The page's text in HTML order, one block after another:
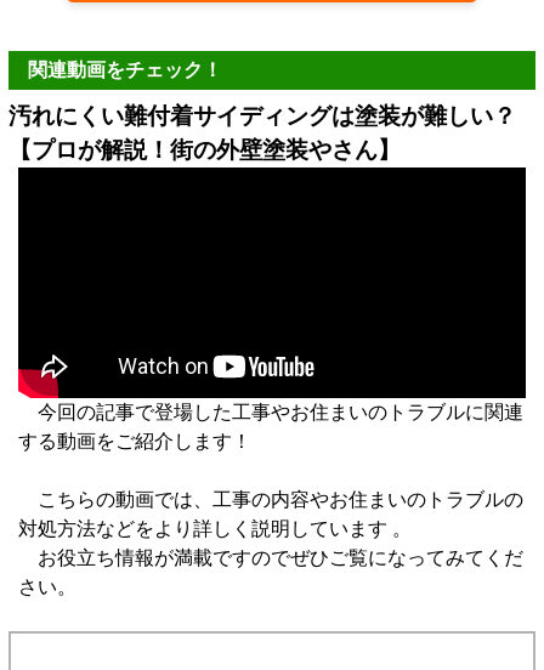
関連動画をチェック！
汚れにくい難付着サイディングは塗装が難しい？
【プロが解説！街の外壁塗装やさん】
今回の記事で登場した工事やお住まいのトラブルに関連
する動画をご紹介します！
こちらの動画では、工事の内容やお住まいのトラブルの
対処方法などをより詳しく説明しています 。
お役立ち情報が満載ですのでぜひご覧になってみてくだ
さい。